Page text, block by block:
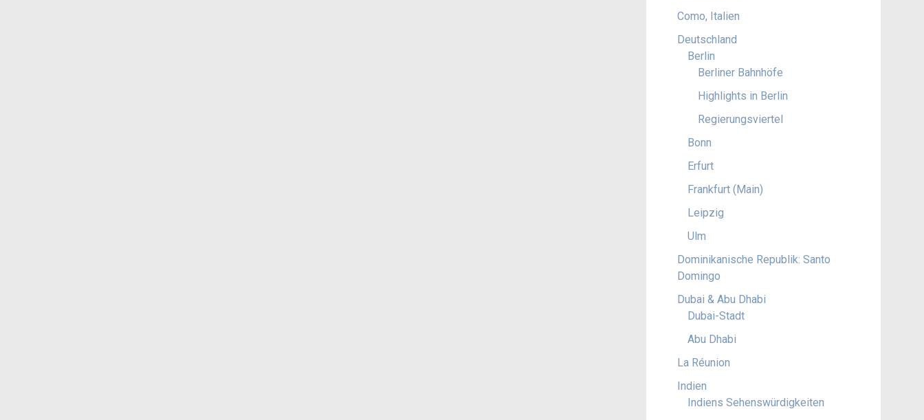
Como, Italien
Deutschland
Berlin
Berliner Bahnhöfe
Highlights in Berlin
Regierungsviertel
Bonn
Erfurt
Frankfurt (Main)
Leipzig
Ulm
Dominikanische Republik: Santo
Domingo
Dubai & Abu Dhabi
Dubai-Stadt
Abu Dhabi
La Réunion
Indien
Indiens Sehenswürdigkeiten